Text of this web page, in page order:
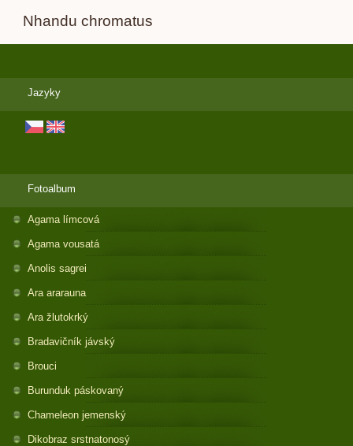
Nhandu chromatus
Jazyky
Fotoalbum
Agama límcová
Agama vousatá
Anolis sagrei
Ara ararauna
Ara žlutokrký
Bradavičník jávský
Brouci
Burunduk páskovaný
Chameleon jemenský
Dikobraz srstnatonosý